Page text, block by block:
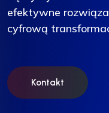
efektywne
cyfrową
Kontakt
efektywne
cyfrową
Kontakt
efektywne
cyfrową
Kontakt